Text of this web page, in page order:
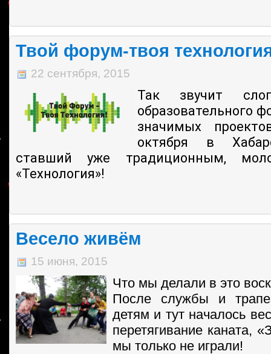
Твой форум-твоя
22 сентября, 2015
Так звучит
образовательного
значимых
октября в
ставший уже традиционным,
«Технология»!
Весело живём
15 июня, 2015
Что мы делали в это
После службы и
детям и тут началось
перетягивание каната,
мы только не играли!